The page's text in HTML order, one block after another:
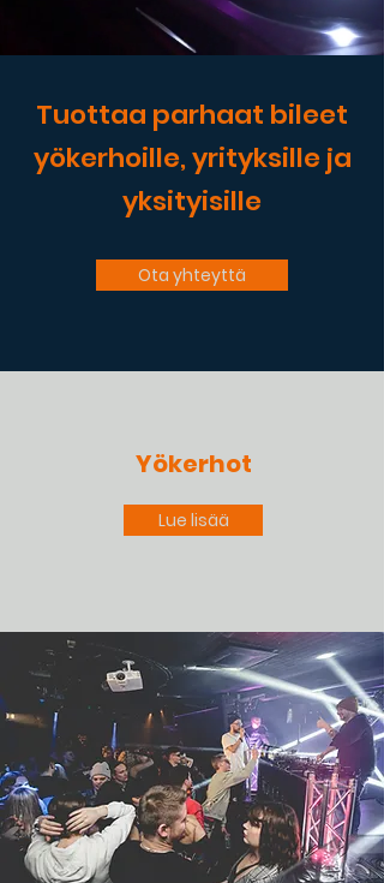
Tuottaa parhaat bileet
yökerhoille, yrityksille ja
yksityisille
Ota yhteyttä
Yökerhot
Lue lisää